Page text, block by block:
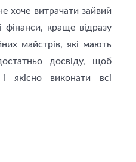
хоче витрачати зайвий
фінанси, краще відразу
майстрiв, які мають
досвіду, щоб
якісно виконати всі